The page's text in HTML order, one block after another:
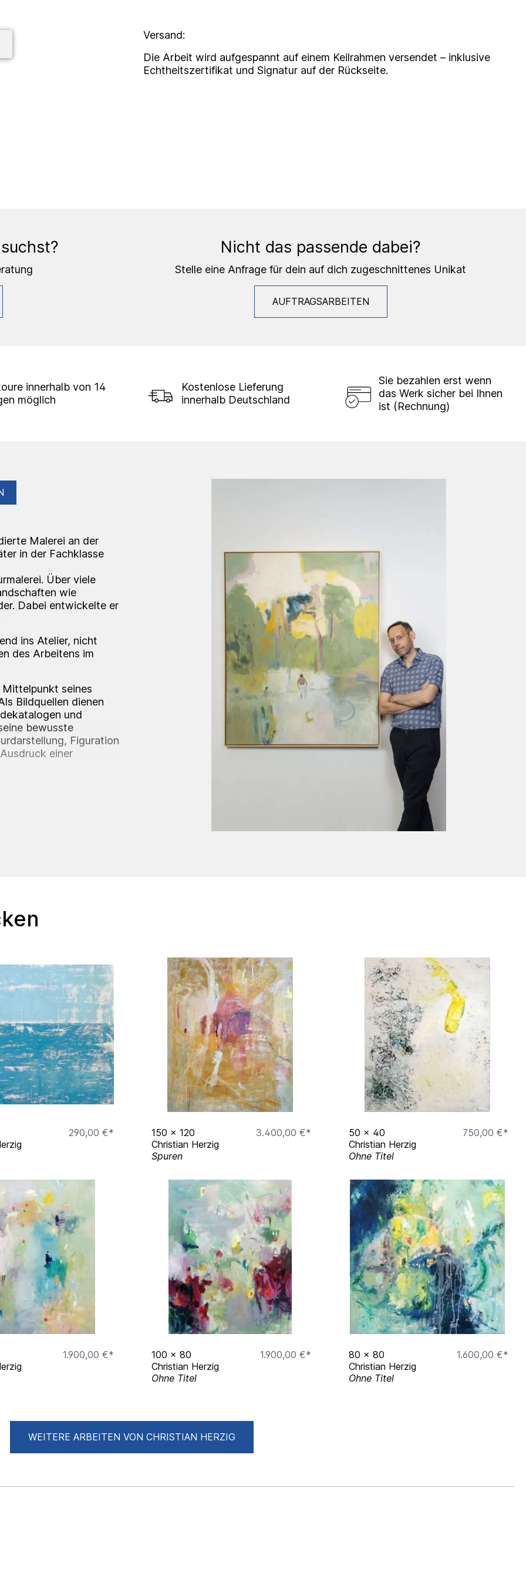
Versand:
Die Arbeit wird aufgespannt auf einem Keilrahmen versendet – inklusive
Echtheitszertifikat und Signatur auf der Rückseite.
Nicht das passende dabei?
Stelle eine Anfrage für dein auf dich zugeschnittenes Unikat
AUFTRAGSARBEITEN
innerhalb von 14
möglich
Kostenlose Lieferung
innerhalb Deutschland
Sie bezahlen erst wenn
das Werk sicher bei Ihnen
ist (Rechnung)
Malerei an der
in der Fachklasse
Über viele
wie
Dabei entwickelte er
ins Atelier, nicht
des Arbeitens im
seines
Bildquellen dienen
und
bewusste
Figuration
einer
<Blumenmeere>,
Hamburg
Leipzig
290,00 €*
150 x 120
3.400,00 €*
Christian Herzig
Spuren
50 x 40
750,00 €*
Christian Herzig
Ohne Titel
1.900,00 €*
100 x 80
1.900,00 €*
Christian Herzig
Ohne Titel
80 x 80
1.600,00 €*
Christian Herzig
Ohne Titel
WEITERE ARBEITEN VON CHRISTIAN HERZIG